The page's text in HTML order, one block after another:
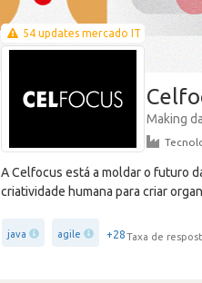
54 updates mercado IT
Making
A Celfocus está a moldar o futuro
criatividade humana para criar
java agile +28Taxa de